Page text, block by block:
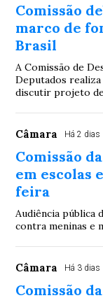
Comissão
marco de
Brasil
A Comissão de
Deputados
discutir projeto
Câmara Há 2 dias
Comissão
em escolas
feira
Audiência pública
contra meninas e
Câmara Há 3 dias
Comissão